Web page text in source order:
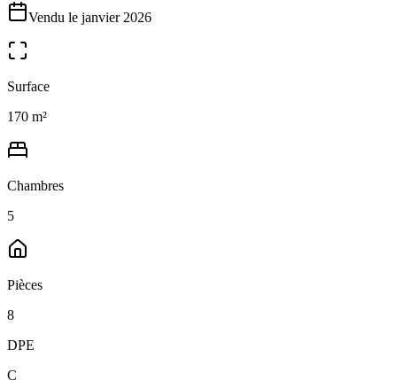
Vendu le janvier 2026
Surface
170 m²
Chambres
5
Pièces
8
DPE
C